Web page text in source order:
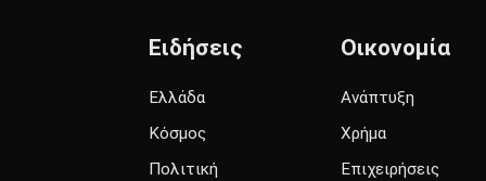
Ειδήσεις
Ελλάδα
Κόσμος
Πολιτική
Οικονομία
Ανάπτυξη
Χρήμα
Επιχειρήσεις